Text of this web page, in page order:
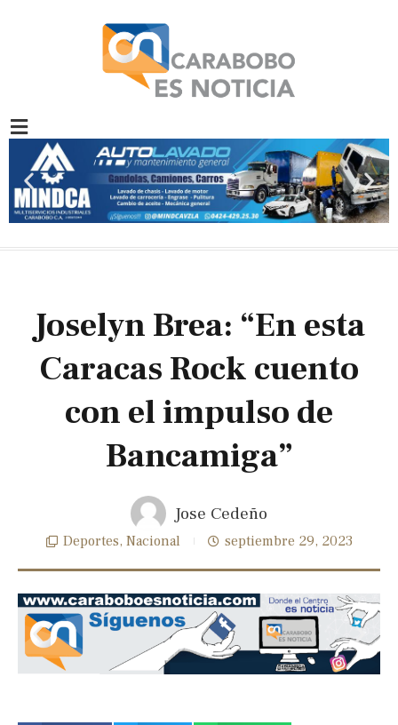
Previous
slide
Joselyn Brea: “En esta
Caracas Rock cuento
con el impulso de
Bancamiga”
Jose Cedeño
Deportes, Nacional septiembre 29, 2023
Previous
slide
Next
slide